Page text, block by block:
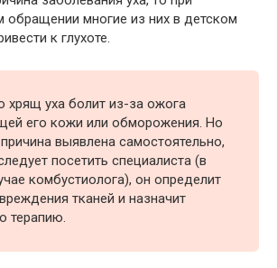
обращении многие из них в детском
к глухоте.
хрящ уха болит из-за ожога
его кожи или обморожения. Но
выявлена самостоятельно,
посетить специалиста (в
комбустиолога), он определит
тканей и назначит
терапию.